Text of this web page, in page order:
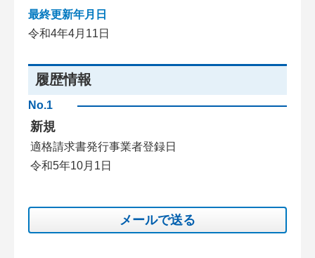
最終更新年月日
令和4年4月11日
履歴情報
No.1
新規
適格請求書発行事業者登録日
令和5年10月1日
メールで送る